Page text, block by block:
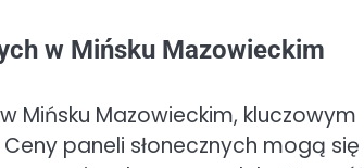
w Mińsku Mazowieckim
Mazowieckim, kluczowym
paneli słonecznych mogą się